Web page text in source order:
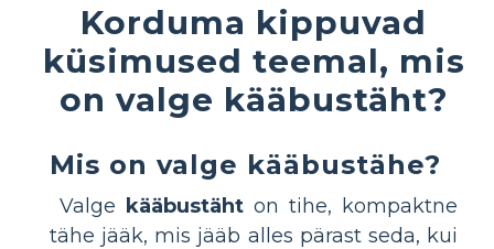
Korduma kippuvad
küsimused teemal, mis
on valge kääbustäht?
Mis on valge kääbustähe?
Valge kääbustäht on tihe, kompaktne
tähe jääk, mis jääb alles pärast seda, kui